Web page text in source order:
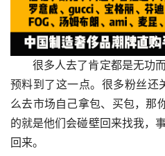
很多人去了肯定都是无功
预料到了这一点。很多粉丝还
么去市场自己拿包、买包，那
的就是他们会碰壁回来找我，
回来。